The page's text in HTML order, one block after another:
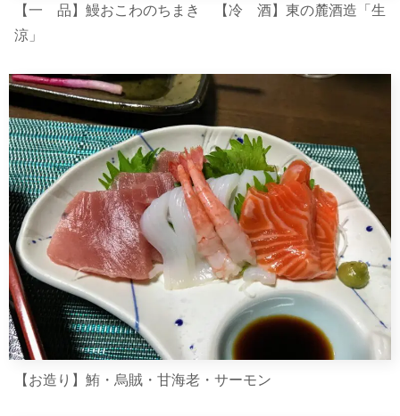
【一 品】鰻おこわのちまき 【冷 酒】東の麓酒造「生
涼」
【お造り】鮪・烏賊・甘海老・サーモン